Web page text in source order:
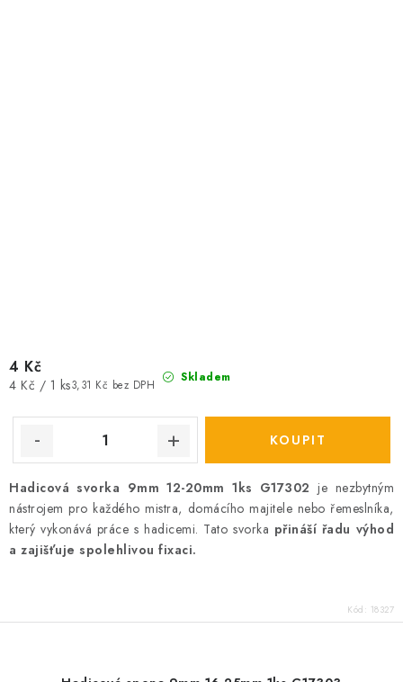
Skladem
3,31 Kč bez DPH
4 Kč
Měrná
4 Kč / 1 ks
Hadicová svorka 9mm 12-20mm 1ks G17302 je nezbytným
nástrojem pro každého mistra, domácího majitele nebo řemeslníka,
který vykonává práce s hadicemi. Tato svorka přináší řadu výhod
a zajišťuje spolehlivou fixaci.
Kód: 18327